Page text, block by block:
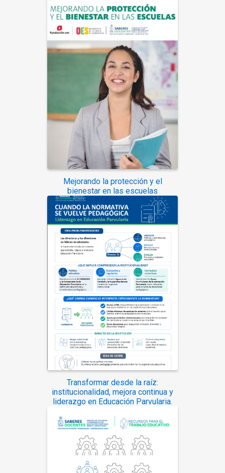
Mejorando la protección y el
bienestar en las escuelas
Transformar desde la raíz:
institucionalidad, mejora continua y
liderazgo en Educación Parvularia.